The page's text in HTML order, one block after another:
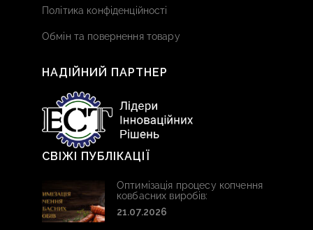
Політика конфіденційності
Обмін та повернення товару
НАДІЙНИЙ ПАРТНЕР
СВІЖІ ПУБЛІКАЦІЇ
Оптимізація процесу копчення
ковбасних виробів:
21.07.2026